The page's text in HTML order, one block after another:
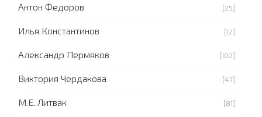
Антон Федоров [25]
Илья Константинов [12]
Александр Пермяков [102]
Виктория Чердакова [47]
М.Е. Литвак [81]